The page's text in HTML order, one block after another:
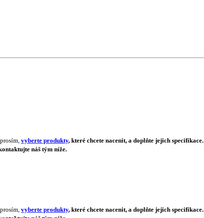
vyberte produkty, které chcete nacenit, a doplňte jejich specifikace.
náš tým níže.
vyberte produkty, které chcete nacenit, a doplňte jejich specifikace.